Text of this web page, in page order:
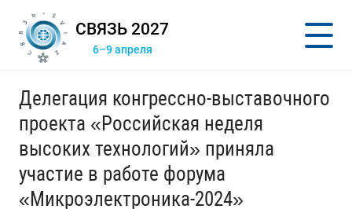
СВЯЗЬ 2027
6–9 апреля
Делегация конгрессно-выставочного
проекта «Российская неделя
высоких технологий» приняла
участие в работе форума
«Микроэлектроника-2024»